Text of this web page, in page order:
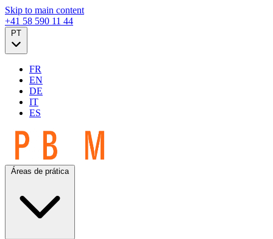
Skip to main content
+41 58 590 11 44
FR
EN
DE
IT
ES
Áreas de prática